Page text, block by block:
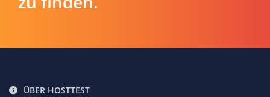
ÜBER HOSTTEST